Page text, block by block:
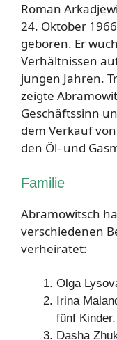
Roman
24. Oktober
geboren. Er
Verhältnissen
jungen Jahren.
zeigte
Geschäftssinn
dem Verkauf
den Öl- und
Familie
Abramowitsch
verschiedenen
verheiratet:
Olga
Irina
fünf Kinder.
Dasha